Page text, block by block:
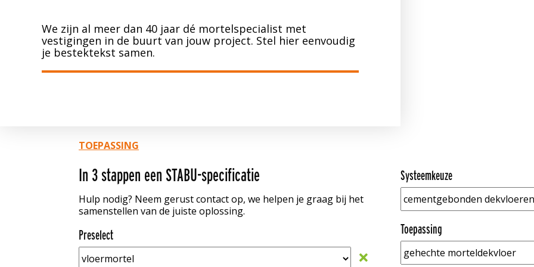
We zijn al meer dan 40 jaar dé mortelspecialist met
vestigingen in de buurt van jouw project. Stel hier eenvoudig
je bestektekst samen.
TOEPASSING
In 3 stappen een STABU-specificatie
Hulp nodig? Neem gerust contact op, we helpen je graag bij het
samenstellen van de juiste oplossing.
Preselect
Systeemkeuze
Toepassing